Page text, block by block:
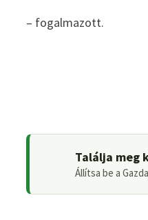
– fogalmazott.
Találja meg
Állítsa be a